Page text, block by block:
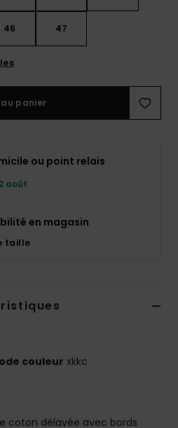
46 47
panier
ou point relais
août
en magasin
taille
couleur xkkc
coton délavée avec bords